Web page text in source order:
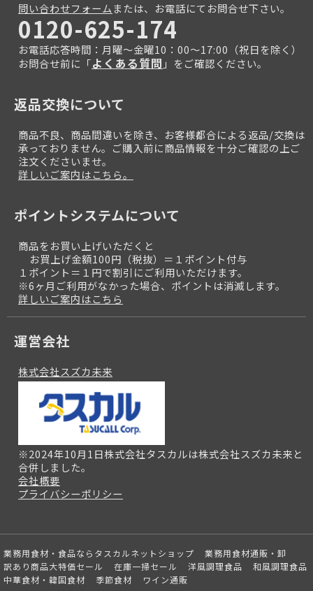
問い合わせフォームまたは、お電話にてお問合せ下さい。
0120-625-174
お電話応答時間：月曜～金曜10：00～17:00（祝日を除く）
お問合せ前に「よくある質問 」をご確認ください。
返品交換について
商品不良、商品間違いを除き、お客様都合による返品/交換は
承っておりません。ご購入前に商品情報を十分ご確認の上ご
注文くださいませ。
詳しいご案内はこちら。
ポイントシステムについて
商品をお買い上げいただくと
お買上げ金額100円（税抜）＝１ポイント付与
１ポイント＝１円で割引にご利用いただけます。
※6ヶ月ご利用がなかった場合、ポイントは消滅します。
詳しいご案内はこちら
運営会社
株式会社スズカ未来
※2024年10月1日株式会社タスカルは株式会社スズカ未来と
合併しました。
会社概要
プライバシーポリシー
業務用食材・食品ならタスカルネットショップ
業務用食材通販・卸
訳あり商品大特価セール
在庫一掃セール 洋風調理食品
和風調理食品
中華食材・韓国食材
季節食材 ワイン通販